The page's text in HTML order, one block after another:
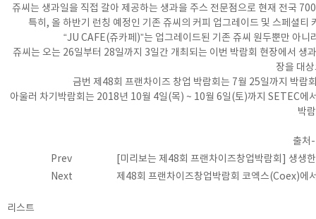
쥬씨는 생과일을 직접 갈아 제공하는 생과을 주스 전문점으로 현재 전국
특히, 올 하반기 런칭 예정인 기존 쥬씨의 커피 업그레이드 및 스페셜
“JU CAFE(쥬카페)”는 업그레이드된 기존 쥬씨 원두뿐만 아
쥬씨는 오는 26일부터 28일까지 3일간 개최되는 이번 박람회 현장에서 생
장을 대
금번 제48회 프랜차이즈 창업 박람회는 7월 25일까지 박람
아울러 차기박람회는 2018년 10월 4일(목) ~ 10월 6일(토)까지 SETEC에
박
출처-
Prev
[미리보는 제48회 프랜차이즈창업박람회] 생생
Next
제48회 프랜차이즈창업박람회 코엑스(Coex)에
리스트